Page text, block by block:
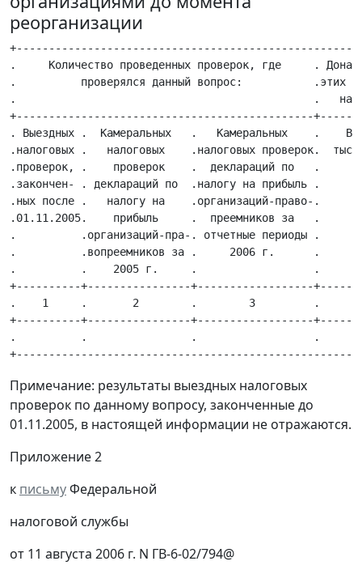
реорганизации
.     Количество проведенных проверок, где     .
.          проверялся данный вопрос:           .этих
.                                              .   на прибыль
+----------------------------------------------
. Выездных .  Камеральных   .   Камеральных    .
.налоговых .   налоговых    .налоговых
.проверок, .    проверок    .  деклараций по   .
.закончен- . деклараций по  .налогу на прибыль
.ных после .   налогу на    .организаций-право-.
.01.11.2005.    прибыль     .  преемников за   .
.          .организаций-пра-. отчетные периоды .
.          .вопреемников за .     2006 г.
.          .    2005 г.     .                  .
+----------+----------------+------------------
.    1     .       2        .        3         .
+----------+----------------+------------------
.          .                .                  .
Примечание: результаты выездных налоговых
проверок по данному вопросу, законченные до
01.11.2005, в настоящей информации не отражаются.
Приложение 2
к письмуФедеральной
налоговой службы
от 11 августа 2006 г. N ГВ-6-02/794@